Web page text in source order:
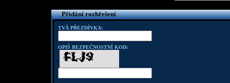
Přidání rozhřešení
TVÁ PŘEZDÍVKA:
OPIŠ BEZPEČNOSTNÍ KOD: